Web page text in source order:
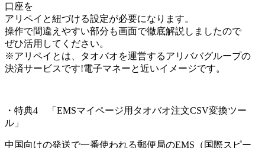
口座を
アリペイと紐づける設定が必要になります。
操作で間違えやすい部分も画面で徹底解説しましたので
ぜひ活用してください。
※アリペイとは、タオバオを運営するアリババグループの
決済サービスです!電子マネーと近いイメージです。
・特典4 「EMSマイページ用タオバオ注文CSV変換ツー
ル」
中国向けの発送で一番使われる郵便局のEMS（国際スピー